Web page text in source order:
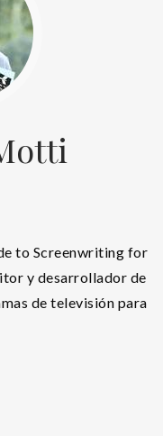
to Screenwriting for
y desarrollador de
de televisión para